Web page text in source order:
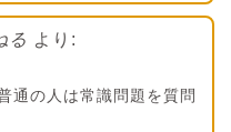
る より:
通の人は常識問題を質問